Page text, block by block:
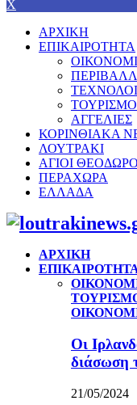
X
ΑΡΧΙΚΗ
ΕΠΙΚΑΙΡΟΤΗΤΑ
ΑΓΓΕΛΙΕΣ
ΚΟΡΙΝΘΙΑΚΑ
ΛΟΥΤΡΑΚΙ
ΑΓΙΟΙ
ΠΕΡΑΧΩΡΑ
ΕΛΛΑΔΑ
Facebook
Twitter
Instagram
Pinterest
Youtube
ΑΡΧΙΚΗ
Οι
διάσωση
21/05/2024